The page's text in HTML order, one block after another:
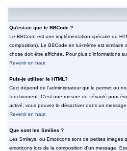
Qu'est-ce que le BBCode ?
Le BBCode est une implémentation spéciale du
composition). Le BBCode en lui-même est
chose doit être affichée. Pour plus d'informations
Revenir en haut
Puis-je utiliser le HTML?
Ceci dépend de l'administrateur qui le permet ou
fonctionnent. C'est une mesure de sécuritépour
activé, vous pouvez le désactiver dans un
Revenir en haut
Que sont les Smilies ?
Les Smileys, ou Emoticons sont de petites images
emoticons lors de la composition d'un message.